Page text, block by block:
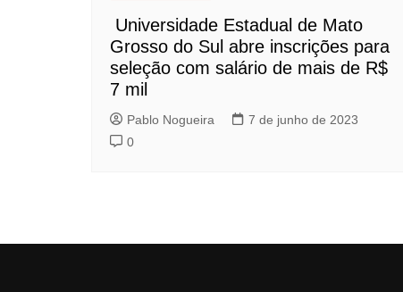
Universidade Estadual de Mato
Grosso do Sul abre inscrições para
seleção com salário de mais de R$
7 mil
Pablo Nogueira
7 de junho de 2023
0